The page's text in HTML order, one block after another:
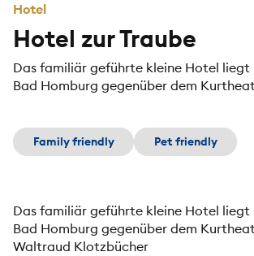
Hotel
Hotel zur Traube
Das familiär geführte kleine Hotel liegt
Bad Homburg gegenüber dem
Family friendly Pet friendly
Das familiär geführte kleine Hotel liegt
Bad Homburg gegenüber dem
Waltraud Klotzbücher